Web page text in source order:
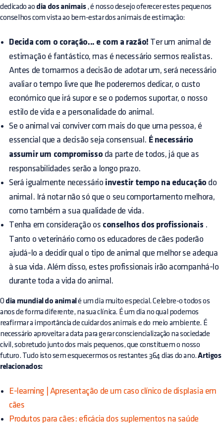
dedicado ao dia dos animais, é nosso desejo oferecer estes pequenos
conselhos com vista ao bem-estar dos animais de estimação:
Decida com o coração... e com a razão! Ter um animal de
estimação é fantástico, mas é necessário sermos realistas.
Antes de tomarmos a decisão de adotar um, será necessário
avaliar o tempo livre que lhe poderemos dedicar, o custo
económico que irá supor e se o podemos suportar, o nosso
estilo de vida e a personalidade do animal.
Se o animal vai conviver com mais do que uma pessoa, é
essencial que a decisão seja consensual. É necessário
assumir um compromisso da parte de todos, já que as
responsabilidades serão a longo prazo.
Será igualmente necessário investir tempo na educação do
animal. Irá notar não só que o seu comportamento melhora,
como também a sua qualidade de vida.
Tenha em consideração os conselhos dos profissionais .
Tanto o veterinário como os educadores de cães poderão
ajudá-lo a decidir qual o tipo de animal que melhor se adequa
à sua vida. Além disso, estes profissionais irão acompanhá-lo
durante toda a vida do animal.
O dia mundial do animal é um dia muito especial. Celebre-o todos os
anos de forma diferente, na sua clínica. É um dia no qual podemos
reafirmar a importância de cuidar dos animais e do meio ambiente. É
necessário aproveitar a data para gerar consciencialização na sociedade
civil, sobretudo junto dos mais pequenos, que constituem o nosso
futuro. Tudo isto sem esquecermos os restantes 364 dias do ano.Artigos
relacionados:
E-learning | Apresentação de um caso clínico de displasia em
cães
Produtos para cães: eficácia dos suplementos na saúde